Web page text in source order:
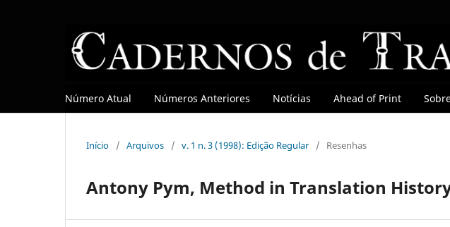
Número Atual Números Anteriores Notícias Ahead of Print
Início / Arquivos / v. 1 n. 3 (1998): Edição Regular / Resenhas
Antony Pym, Method in Translation